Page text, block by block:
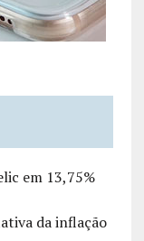
em 13,75%
da inflação